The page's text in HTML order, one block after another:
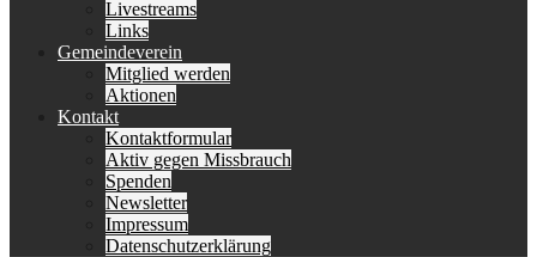
Livestreams
Links
Gemeindeverein
Mitglied werden
Aktionen
Kontakt
Kontaktformular
Aktiv gegen Missbrauch
Spenden
Newsletter
Impressum
Datenschutzerklärung